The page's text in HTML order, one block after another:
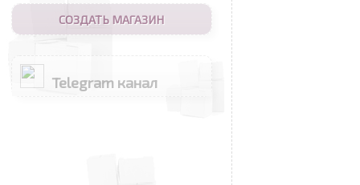
СОЗДАТЬ МАГАЗИН
Telegram канал